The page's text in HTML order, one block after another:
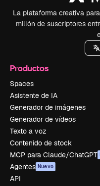
La plataforma creativa
millón de suscriptores
Productos
Spaces
Asistente de IA
Generador de imágenes
Generador de vídeos
Texto a voz
Contenido de stock
MCP para Claude/ChatGPT
Agentes Nuevo
API